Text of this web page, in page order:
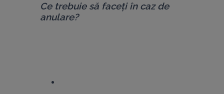
Ce trebuie să faceți în caz de
anulare?